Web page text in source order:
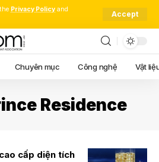
Privacy Policy and
Accept
Chuyên mục Công nghệ Vật
Residence
cấp diện tích